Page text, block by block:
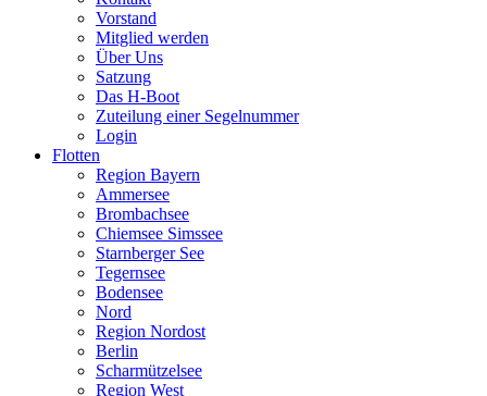
Vorstand
Mitglied werden
Über Uns
Satzung
Das H-Boot
Zuteilung einer Segelnummer
Login
Flotten
Region Bayern
Ammersee
Brombachsee
Chiemsee Simssee
Starnberger See
Tegernsee
Bodensee
Nord
Region Nordost
Berlin
Scharmützelsee
Region West